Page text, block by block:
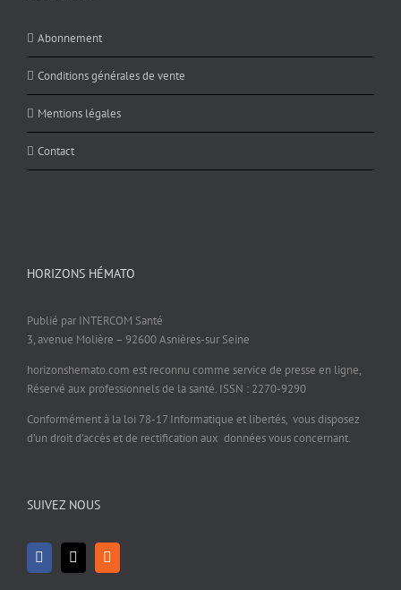
Abonnement
Conditions générales de vente
Mentions légales
Contact
HORIZONS HÉMATO
Publié par INTERCOM Santé
3, avenue Molière – 92600 Asnières-sur Seine
horizonshemato.com est reconnu comme service de presse en ligne,
Réservé aux professionnels de la santé. ISSN : 2270-9290
Conformément à la loi 78-17 Informatique et libertés, vous disposez
d’un droit d’accès et de rectification aux données vous concernant.
SUIVEZ NOUS